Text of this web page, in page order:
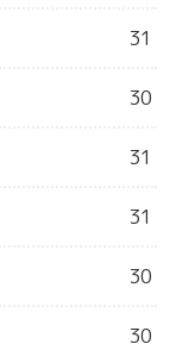
31
30
31
31
30
30